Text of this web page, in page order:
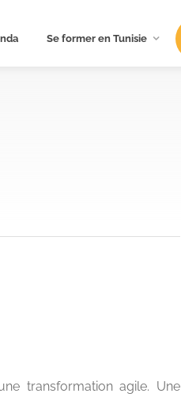
Se former en Tunisie
transformation agile. Une